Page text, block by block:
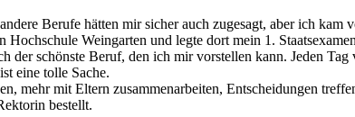
Berufe hätten mir sicher auch zugesagt, aber ich
Weingarten und legte dort mein 1.
der schönste Beruf, den ich mir vorstellen kann. Jeden
eine tolle Sache.
mehr mit Eltern zusammenarbeiten, Entscheidungen
bestellt.